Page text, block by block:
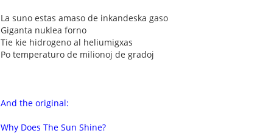
La suno estas amaso de inkandeska gaso
Giganta nuklea forno
Tie kie hidrogeno al heliumigxas
Po temperaturo de milionoj de gradoj
And the original:
Why Does The Sun Shine?